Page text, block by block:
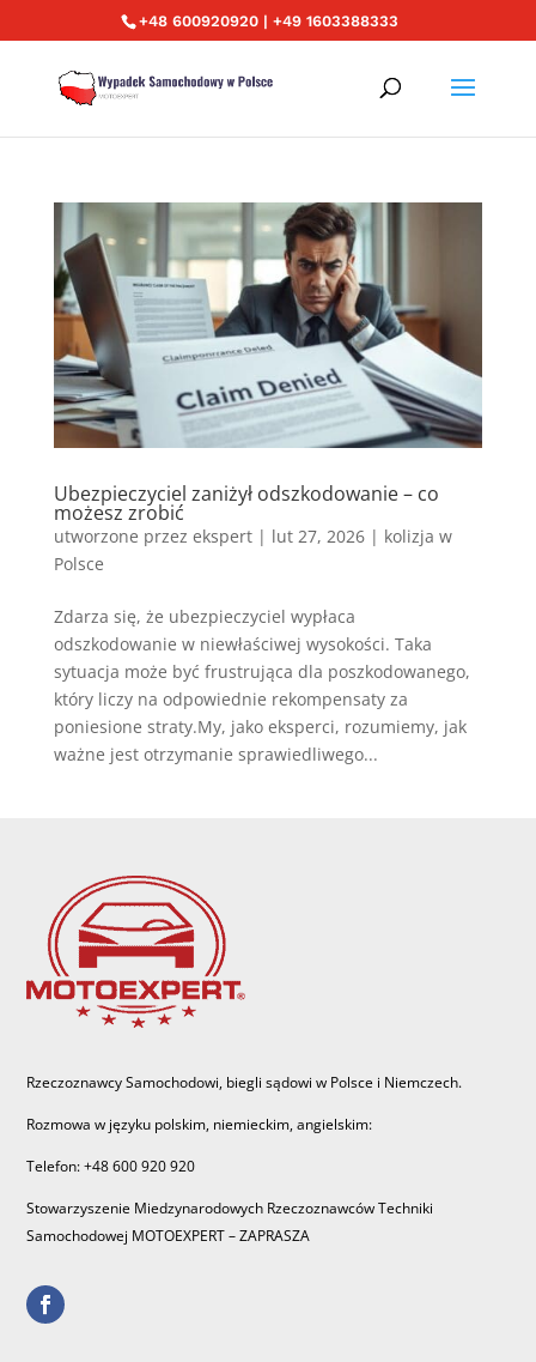
+48 600920920 | +49 1603388333
Ubezpieczyciel zaniżył odszkodowanie – co
możesz zrobić
utworzone przez ekspert| lut 27, 2026| kolizja w
Polsce
Zdarza się, że ubezpieczyciel wypłaca
odszkodowanie w niewłaściwej wysokości. Taka
sytuacja może być frustrująca dla poszkodowanego,
który liczy na odpowiednie rekompensaty za
poniesione straty.My, jako eksperci, rozumiemy, jak
ważne jest otrzymanie sprawiedliwego...
Rzeczoznawcy Samochodowi, biegli sądowi w Polsce i Niemczech.
Rozmowa w języku polskim, niemieckim, angielskim:
Telefon: +48 600 920 920
Stowarzyszenie Miedzynarodowych Rzeczoznawców Techniki
Samochodowej MOTOEXPERT – ZAPRASZA